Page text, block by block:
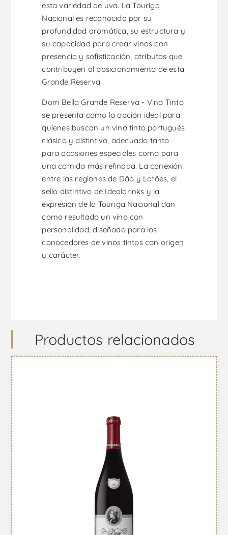
esta variedad de uva. La Touriga
Nacional es reconocida por su
profundidad aromática, su estructura y
su capacidad para crear vinos con
presencia y sofisticación, atributos que
contribuyen al posicionamiento de esta
Grande Reserva.
Dom Bella Grande Reserva - Vino Tinto
se presenta como la opción ideal para
quienes buscan un vino tinto portugués
clásico y distintivo, adecuado tanto
para ocasiones especiales como para
una comida más refinada. La conexión
entre las regiones de Dão y Lafões, el
sello distintivo de Idealdrinks y la
expresión de la Touriga Nacional dan
como resultado un vino con
personalidad, diseñado para los
conocedores de vinos tintos con origen
y carácter.
Productos relacionados